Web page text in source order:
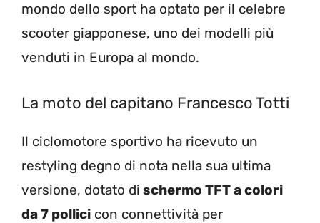
mondo dello sport ha optato per il celebre
scooter giapponese, uno dei modelli più
venduti in Europa al mondo.
La moto del capitano Francesco Totti
Il ciclomotore sportivo ha ricevuto un
restyling degno di nota nella sua ultima
versione, dotato di schermo TFT a colori
da 7 pollici con connettività per